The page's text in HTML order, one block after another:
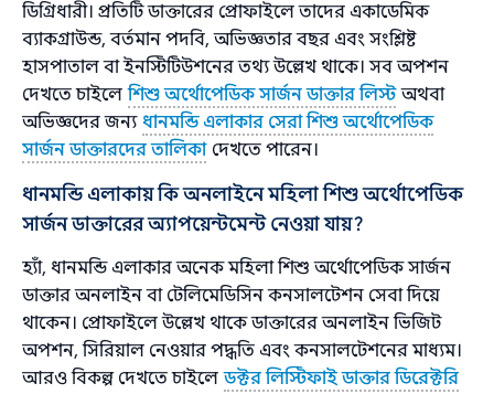
ডিগ্রিধারী। প্রতিটি ডাক্তারের প্রোফাইলে তাদের একাডেমিক
ব্যাকগ্রাউন্ড, বর্তমান পদবি, অভিজ্ঞতার বছর এবং সংশ্লিষ্ট
হাসপাতাল বা ইনস্টিটিউশনের তথ্য উল্লেখ থাকে। সব অপশন
দেখতে চাইলেশিশু অর্থোপেডিক সার্জন ডাক্তার লিস্টঅথবা
অভিজ্ঞদের জন্য ধানমন্ডি এলাকার সেরা শিশু অর্থোপেডিক
সার্জন ডাক্তারদের তালিকা দেখতে পারেন।
ধানমন্ডি এলাকায় কি অনলাইনে মহিলা শিশু অর্থোপেডিক
সার্জন ডাক্তারের অ্যাপয়েন্টমেন্ট নেওয়া যায়?
হ্যাঁ, ধানমন্ডি এলাকার অনেক মহিলা শিশু অর্থোপেডিক সার্জন
ডাক্তার অনলাইন বা টেলিমেডিসিন কনসালটেশন সেবা দিয়ে
থাকেন। প্রোফাইলে উল্লেখ থাকে ডাক্তারের অনলাইন ভিজিট
অপশন, সিরিয়াল নেওয়ার পদ্ধতি এবং কনসালটেশনের মাধ্যম।
আরও বিকল্প দেখতে চাইলেডক্টর লিস্টিফাই ডাক্তার ডিরেক্টরি